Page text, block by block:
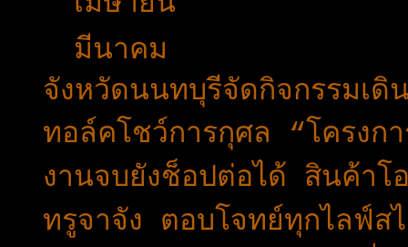
มีนาคม
จังหวัดนนทบุรีจัดกิจกรรม
ทอล์คโชว์การกุศล “โครง
งานจบยังช็อปต่อได้ สินค้าโ
ทรูจาจัง ตอบโจทย์ทุกไลฟ์